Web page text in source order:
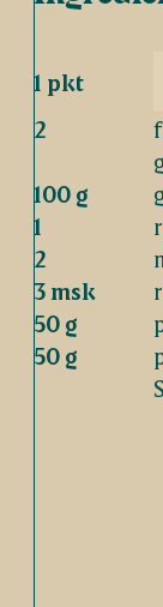
1 pkt
2
100 g
1
2
3 msk
50 g
50 g